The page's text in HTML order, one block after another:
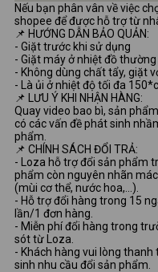
Nếu bạn phân vân về việc
shopee để được hỗ trợ từ
📌 HƯỚNG DẪN BẢO QUẢN:
- Giặt trước khi sử dụng
- Giặt máy ở nhiệt đồ
- Không dùng chất tẩy, giặt
- Là ủi ở nhiệt độ tối đa
📌 LƯU Ý KHI NHẬN HÀNG:
Quay video bao bì, sản
có các vấn đề phát sinh
phẩm.
📌 CHÍNH SÁCH ĐỔI TRẢ:
- Loza hỗ trợ đổi sản phẩm
phẩm còn nguyên nhãn
(mùi cơ thể, nước hoa,...).
- Hỗ trợ đổi hàng trong 15
lần/1 đơn hàng.
- Miễn phí đổi hàng trong
sót từ Loza.
- Khách hàng vui lòng
sinh nhu cầu đổi sản phẩm.